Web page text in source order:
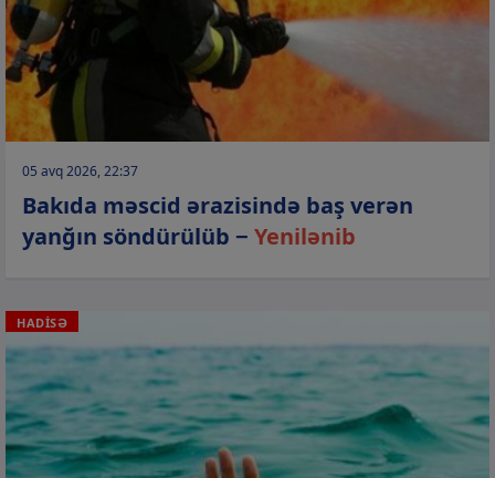
05 avq 2026, 22:37
Bakıda məscid ərazisində baş verən
yanğın söndürülüb − Yenilənib
HADİSƏ